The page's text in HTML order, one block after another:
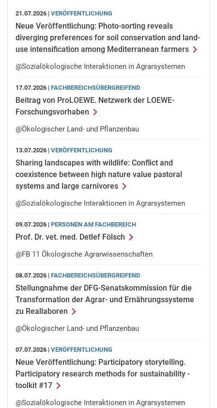
21.07.2026 | VERÖFFENTLICHUNG
Neue Veröffentlichung: Photo-sorting reveals
diverging preferences for soil conservation and land-
use intensification among Mediterranean farmers
@Sozialökologische Interaktionen in Agrarsystemen
17.07.2026 | FACHBEREICHSÜBERGREIFEND
Beitrag von ProLOEWE. Netzwerk der LOEWE-
Forschungsvorhaben
@Ökologischer Land- und Pflanzenbau
13.07.2026 | VERÖFFENTLICHUNG
Sharing landscapes with wildlife: Conflict and
coexistence between high nature value pastoral
systems and large carnivores
@Sozialökologische Interaktionen in Agrarsystemen
09.07.2026 | PERSONEN AM FACHBEREICH
Prof. Dr. vet. med. Detlef Fölsch
@FB 11 Ökologische Agrarwissenschaften
08.07.2026 | FACHBEREICHSÜBERGREIFEND
Stellungnahme der DFG-Senatskommission für die
Transformation der Agrar- und Ernährungssysteme
zu Reallaboren
@Ökologischer Land- und Pflanzenbau
07.07.2026 | VERÖFFENTLICHUNG
Neue Veröffentlichung: Participatory storytelling.
Participatory research methods for sustainability -
toolkit #17
@Sozialökologische Interaktionen in Agrarsystemen